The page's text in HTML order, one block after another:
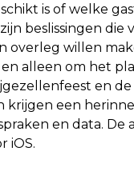
is of welke
beslissingen die
overleg willen
alleen om het
en de
krijgen een
en data. De
iOS.